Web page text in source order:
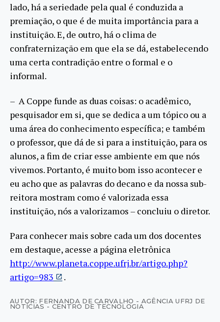
lado, há a seriedade pela qual é conduzida a
premiação, o que é de muita importância para a
instituição. E, de outro, há o clima de
confraternização em que ela se dá, estabelecendo
uma certa contradição entre o formal e o
informal.
– A Coppe funde as duas coisas: o acadêmico,
pesquisador em si, que se dedica a um tópico ou a
uma área do conhecimento específica; e também
o professor, que dá de si para a instituição, para os
alunos, a fim de criar esse ambiente em que nós
vivemos. Portanto, é muito bom isso acontecer e
eu acho que as palavras do decano e da nossa sub-
reitora mostram como é valorizada essa
instituição, nós a valorizamos – concluiu o diretor.
Para conhecer mais sobre cada um dos docentes
em destaque, acesse a página eletrônica
http://www.planeta.coppe.ufrj.br/artigo.php?
artigo=983
.
AUTOR: FERNANDA DE CARVALHO - AGÊNCIA UFRJ DE
NOTÍCIAS - CENTRO DE TECNOLOGIA